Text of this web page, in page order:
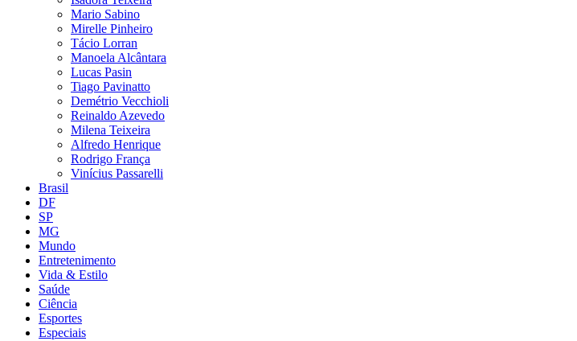
Mario Sabino
Mirelle Pinheiro
Tácio Lorran
Manoela Alcântara
Lucas Pasin
Tiago Pavinatto
Demétrio Vecchioli
Reinaldo Azevedo
Milena Teixeira
Alfredo Henrique
Rodrigo França
Vinícius Passarelli
Brasil
DF
SP
MG
Mundo
Entretenimento
Vida & Estilo
Saúde
Ciência
Esportes
Especiais